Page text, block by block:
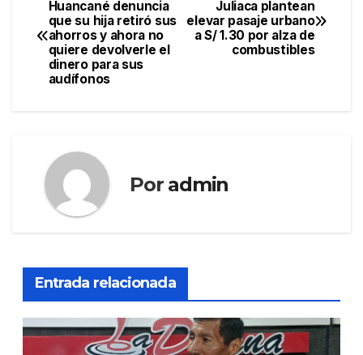
de
entradas
Juliaca plantean
elevar pasaje urbano
a S/ 1.30 por alza de
combustibles
Huancané denuncia
que su hija retiró sus
ahorros y ahora no
quiere devolverle el
dinero para sus
audífonos
Por admin
Entrada relacionada